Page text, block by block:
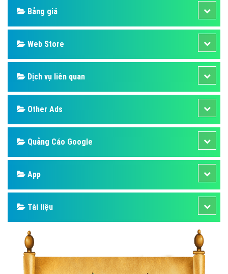
Bảng giá
Web Store
Dịch vụ liên quan
Other Ads
Quảng Cáo Google
App
Tài liệu